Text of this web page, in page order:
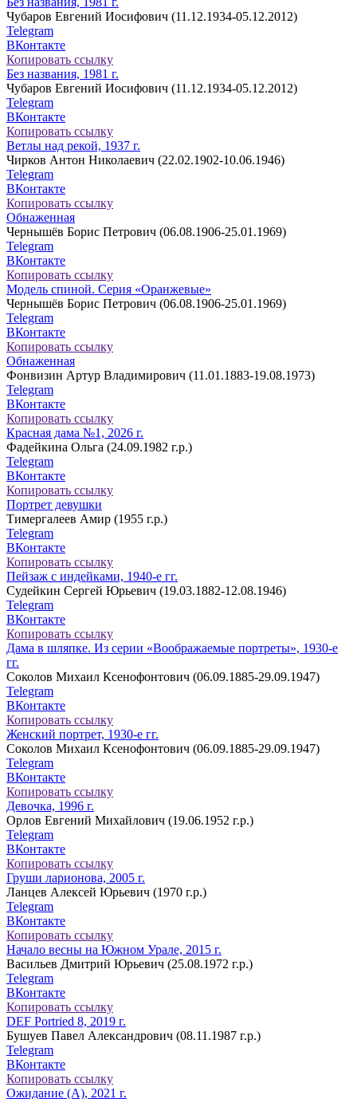
Чубаров Евгений Иосифович (11.12.1934-05.12.2012)
Telegram
ВКонтакте
Копировать ссылку
Без названия, 1981 г.
Чубаров Евгений Иосифович (11.12.1934-05.12.2012)
Telegram
ВКонтакте
Копировать ссылку
Ветлы над рекой, 1937 г.
Чирков Антон Николаевич (22.02.1902-10.06.1946)
Telegram
ВКонтакте
Копировать ссылку
Обнаженная
Чернышёв Борис Петрович (06.08.1906-25.01.1969)
Telegram
ВКонтакте
Копировать ссылку
Модель спиной. Серия «Оранжевые»
Чернышёв Борис Петрович (06.08.1906-25.01.1969)
Telegram
ВКонтакте
Копировать ссылку
Обнаженная
Фонвизин Артур Владимирович (11.01.1883-19.08.1973)
Telegram
ВКонтакте
Копировать ссылку
Красная дама №1, 2026 г.
Фадейкина Ольга (24.09.1982 г.р.)
Telegram
ВКонтакте
Копировать ссылку
Портрет девушки
Тимергалеев Амир (1955 г.р.)
Telegram
ВКонтакте
Копировать ссылку
Пейзаж с индейками, 1940-е гг.
Судейкин Сергей Юрьевич (19.03.1882-12.08.1946)
Telegram
ВКонтакте
Копировать ссылку
Дама в шляпке. Из серии «Воображаемые портреты», 1930-е
гг.
Соколов Михаил Ксенофонтович (06.09.1885-29.09.1947)
Telegram
ВКонтакте
Копировать ссылку
Женский портрет, 1930-е гг.
Соколов Михаил Ксенофонтович (06.09.1885-29.09.1947)
Telegram
ВКонтакте
Копировать ссылку
Девочка, 1996 г.
Орлов Евгений Михайлович (19.06.1952 г.р.)
Telegram
ВКонтакте
Копировать ссылку
Груши ларионова, 2005 г.
Ланцев Алексей Юрьевич (1970 г.р.)
Telegram
ВКонтакте
Копировать ссылку
Начало весны на Южном Урале, 2015 г.
Васильев Дмитрий Юрьевич (25.08.1972 г.р.)
Telegram
ВКонтакте
Копировать ссылку
DEF Portried 8, 2019 г.
Бушуев Павел Александрович (08.11.1987 г.р.)
Telegram
ВКонтакте
Копировать ссылку
Ожидание (А), 2021 г.